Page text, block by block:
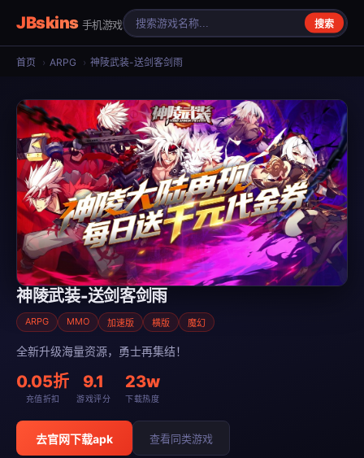
JBskins 手机游戏 搜索
首页 › ARPG › 神陵武装-送剑客剑雨
神陵武装-送剑客剑雨
ARPG MMO 加速版 横版 魔幻
全新升级海量资源，勇士再集结！
0.05折
充值折扣
9.1
游戏评分
23w
下载热度
去官网下载apk 查看同类游戏